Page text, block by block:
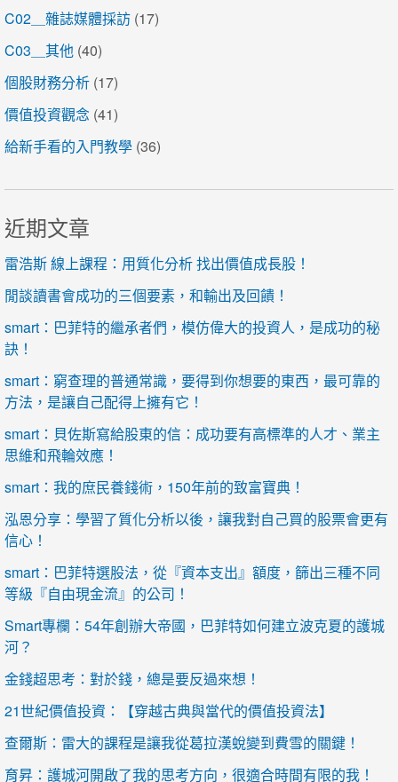
C02＿雜誌媒體採訪 (17)
C03＿其他 (40)
個股財務分析 (17)
價值投資觀念 (41)
給新手看的入門教學 (36)
近期文章
雷浩斯 線上課程：用質化分析 找出價值成長股！
閒談讀書會成功的三個要素，和輸出及回饋！
smart：巴菲特的繼承者們，模仿偉大的投資人，是成功的秘
訣！
smart：窮查理的普通常識，要得到你想要的東西，最可靠的
方法，是讓自己配得上擁有它！
smart：貝佐斯寫給股東的信：成功要有高標準的人才、業主
思維和飛輪效應！
smart：我的庶民養錢術，150年前的致富寶典！
泓恩分享：學習了質化分析以後，讓我對自己買的股票會更有
信心！
smart：巴菲特選股法，從『資本支出』額度，篩出三種不同
等級『自由現金流』的公司！
Smart專欄：54年創辦大帝國，巴菲特如何建立波克夏的護城
河？
金錢超思考：對於錢，總是要反過來想！
21世紀價值投資：【穿越古典與當代的價值投資法】
查爾斯：雷大的課程是讓我從葛拉漢蛻變到費雪的關鍵！
育昇：護城河開啟了我的思考方向，很適合時間有限的我！